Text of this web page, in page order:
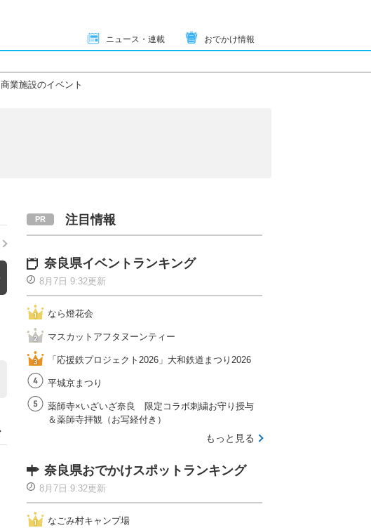
ニュース・連載 おでかけ情報
商業施設のイベント
注目情報
奈良県イベントランキング
8月7日 9:32更新
なら燈花会
マスカットアフタヌーンティー
「応援鉄プロジェクト2026」大和鉄道まつり2026
平城京まつり
薬師寺×いざいざ奈良 限定コラボ刺繍お守り授与
＆薬師寺拝観（お写経付き）
もっと見る
奈良県おでかけスポットランキング
8月7日 9:32更新
なごみ村キャンプ場